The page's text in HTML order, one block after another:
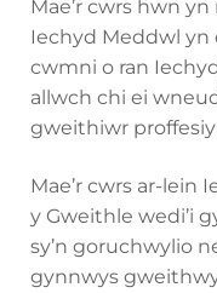
Mae’r cwrs hwn
Iechyd Meddwl yn
cwmni o ran
allwch chi ei
gweithiwr
Mae’r cwrs ar-lein
y Gweithle wedi’i
sy’n goruchwylio
gynnwys